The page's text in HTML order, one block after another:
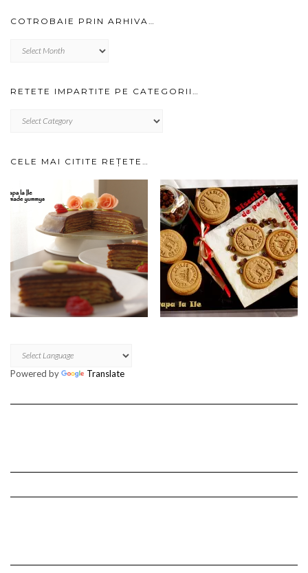
COTROBAIE PRIN ARHIVA…
prin
RETETE IMPARTITE PE CATEGORII…
IMPARTITE
CELE MAI CITITE REȚETE…
Powered by Translate